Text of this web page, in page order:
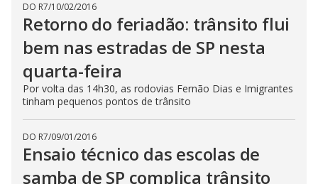
DO R7/10/02/2016
Retorno do feriadão: trânsito flui
bem nas estradas de SP nesta
quarta-feira
Por volta das 14h30, as rodovias Fernão Dias e Imigrantes
tinham pequenos pontos de trânsito
DO R7/09/01/2016
Ensaio técnico das escolas de
samba de SP complica trânsito